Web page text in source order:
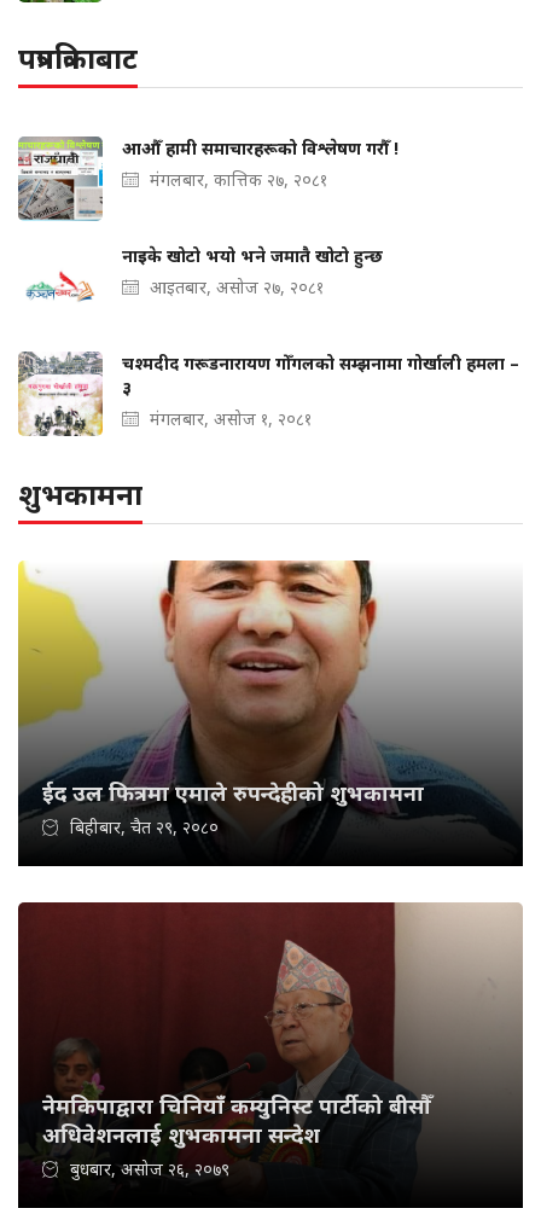
पत्रपत्रिकाबाट
आऔँ हामी समाचारहरूको विश्लेषण गरौँ !
मंगलबार, कात्तिक २७, २०८१
नाइके खोटो भयो भने जमातै खोटो हुन्छ
आइतबार, असोज २७, २०८१
चश्मदीद गरूडनारायण गोँगलको सम्झनामा गोर्खाली हमला –
३
मंगलबार, असोज १, २०८१
शुभकामना
ईद उल फित्रमा एमाले रुपन्देहीको शुभकामना
बिहीबार, चैत २९, २०८०
नेमकिपाद्वारा चिनियाँ कम्युनिस्ट पार्टीको बीसौँ
अधिवेशनलाई शुभकामना सन्देश
बुधबार, असोज २६, २०७९